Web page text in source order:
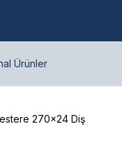
Ürünler
270x24 Diş